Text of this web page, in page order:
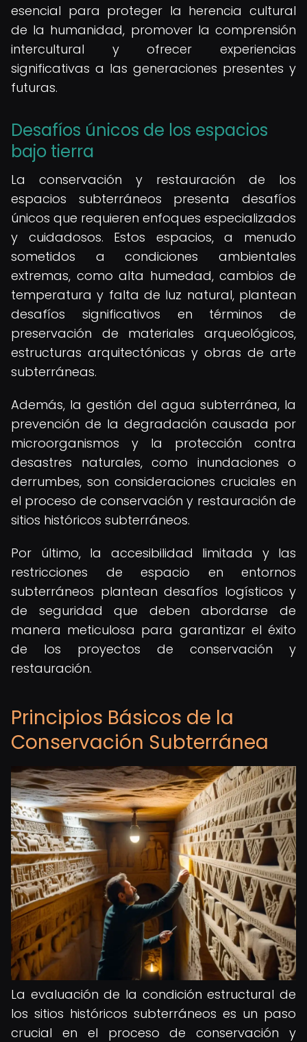
esencial para proteger la herencia cultural
de la humanidad, promover la comprensión
intercultural y ofrecer experiencias
significativas a las generaciones presentes y
futuras.
Desafíos únicos de los espacios
bajo tierra
La conservación y restauración de los
espacios subterráneos presenta desafíos
únicos que requieren enfoques especializados
y cuidadosos. Estos espacios, a menudo
sometidos a condiciones ambientales
extremas, como alta humedad, cambios de
temperatura y falta de luz natural, plantean
desafíos significativos en términos de
preservación de materiales arqueológicos,
estructuras arquitectónicas y obras de arte
subterráneas.
Además, la gestión del agua subterránea, la
prevención de la degradación causada por
microorganismos y la protección contra
desastres naturales, como inundaciones o
derrumbes, son consideraciones cruciales en
el proceso de conservación y restauración de
sitios históricos subterráneos.
Por último, la accesibilidad limitada y las
restricciones de espacio en entornos
subterráneos plantean desafíos logísticos y
de seguridad que deben abordarse de
manera meticulosa para garantizar el éxito
de los proyectos de conservación y
restauración.
Principios Básicos de la
Conservación Subterránea
La evaluación de la condición estructural de
los sitios históricos subterráneos es un paso
crucial en el proceso de conservación y